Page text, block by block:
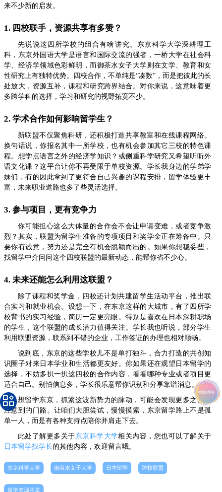
来不少新的启发。
1. 四校联手，资源共享有多赞？
先说说这四所学校的组合有啥讲究。东京科学大学深耕理工
科，东京外国语大学是语言和国际交流的强者，一桥大学在社会科
学、经济学领域色彩鲜明，而御茶水女子大学则在文学、教育和女
性研究上有独特优势。四校合作，不单纯是“凑数”，而是把彼此的长
处放大，资源互补，课程和研究跨界结合。对你来说，这意味着更
多跨学科的选择，学习和研究的视野拓宽不少。
2. 学术合作如何影响留学生？
新联盟不仅聚焦科研，还积极打造共享教室和在线课程网络。
换句话说，你报名其中一所学校，也有机会参加其它三校的特色课
程。想学点语言之外的经济学知识？或侧重科学研究又希望听听外
语文化课？这平台让你不再受限于单校资源。学长我身边的学弟学
妹们，有的因此拿到了更符合自己兴趣的课程安排，留学体验更丰
富，未来职业道路也多了些灵活选择。
3. 参与项目，更有竞争力
你可能担心这么大体量的合作会不会让申请变难，或者竞争激
烈？其实，联盟为留学生准备的专项项目和奖学金正在筹备中。只
要你有诚意，努力还是完全有机会脱颖而出的。如果你想稳妥些，
找留学中介问问这个四校联盟的最新动态，能帮你省不少心。
4. 未来还能怎么利用这联盟？
除了课程和奖学金，四校还计划共建留学生活动平台，推出联
合实习和就业机会。设想一下，在东京这样的大城市，有了四所学
校背书的实习经验，简历一定更亮眼。特别是喜欢在日本深耕职场
的学生，这个联盟的成长潜力值得关注。学长我也听说，部分学生
利用联盟资源，联系到不错的企业，工作签证的办理也相对顺畅。
说到底，东京的这些学校儿不是单打独斗，合力打造的共创知
识圈子对来日本学业和生活都更友好。你如果还在观望日本留学的
选择，不妨多扒一扒这四校的合作内容，看看哪种专业或者项目更
适合自己。别怕信息多，学长很乐意帮你识别和分享靠谱消息。
想留学东京，抓紧这波新势力的脉动，可能会发现更多之前没
注意到的门路。让咱们大胆尝试，慢慢摸索，东京留学路上不是孤
单一人，而是有各种支持点陪你并肩走下去。
此处了解更多关于东京科学大学相关内容，您也可以了解关于
日本留学找学长的其他内容，欢迎留言哦。
东京科学大学 御茶水女子大学 日本留学 跨校联盟
留学资源共享